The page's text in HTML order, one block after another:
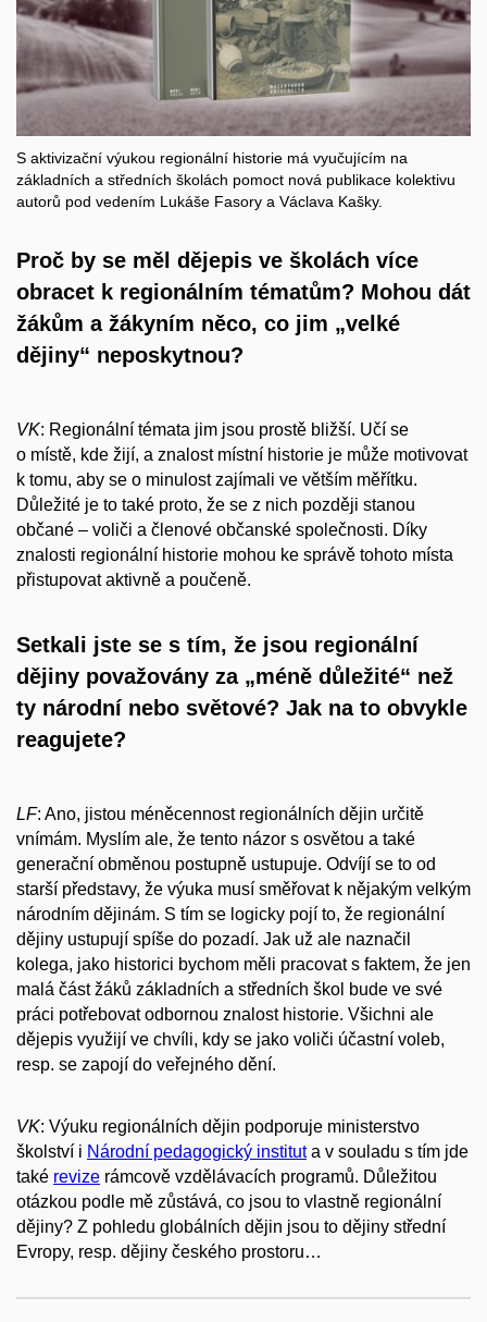
S aktivizační výukou regionální historie má vyučujícím na
základních a středních školách pomoct nová publikace kolektivu
autorů pod vedením Lukáše Fasory a Václava Kašky.
Proč by se měl dějepis ve školách více
obracet k regionálním tématům? Mohou dát
žákům a žákyním něco, co jim „velké
dějiny“ neposkytnou?
VK: Regionální témata jim jsou prostě bližší. Učí se
o místě, kde žijí, a znalost místní historie je může motivovat
k tomu, aby se o minulost zajímali ve větším měřítku.
Důležité je to také proto, že se z nich později stanou
občané – voliči a členové občanské společnosti. Díky
znalosti regionální historie mohou ke správě tohoto místa
přistupovat aktivně a poučeně.
Setkali jste se s tím, že jsou regionální
dějiny považovány za „méně důležité“ než
ty národní nebo světové? Jak na to obvykle
reagujete?
LF: Ano, jistou méněcennost regionálních dějin určitě
vnímám. Myslím ale, že tento názor s osvětou a také
generační obměnou postupně ustupuje. Odvíjí se to od
starší představy, že výuka musí směřovat k nějakým velkým
národním dějinám. S tím se logicky pojí to, že regionální
dějiny ustupují spíše do pozadí. Jak už ale naznačil
kolega, jako historici bychom měli pracovat s faktem, že jen
malá část žáků základních a středních škol bude ve své
práci potřebovat odbornou znalost historie. Všichni ale
dějepis využijí ve chvíli, kdy se jako voliči účastní voleb,
resp. se zapojí do veřejného dění.
VK: Výuku regionálních dějin podporuje ministerstvo
školství i Národní pedagogický instituta v souladu s tím jde
také revize rámcově vzdělávacích programů. Důležitou
otázkou podle mě zůstává, co jsou to vlastně regionální
dějiny? Z pohledu globálních dějin jsou to dějiny střední
Evropy, resp. dějiny českého prostoru…